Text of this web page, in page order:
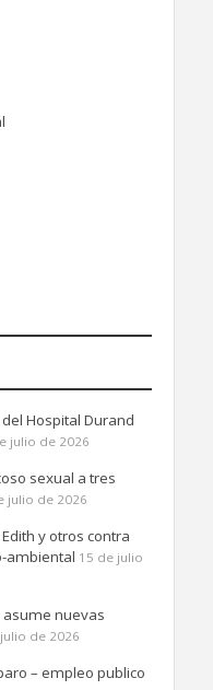
Hospital Durand
julio de 2026
sexual a tres
julio de 2026
y otros contra
ambiental 15 de julio
asume nuevas
de 2026
– empleo publico